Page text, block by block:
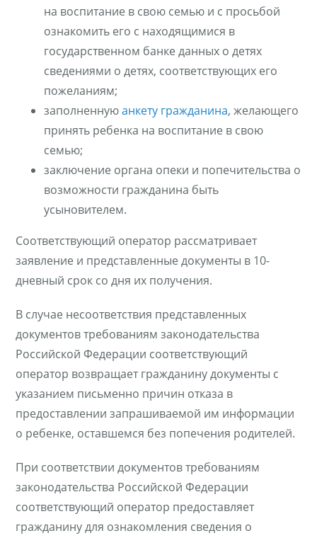
на воспитание в свою семью и с просьбой
ознакомить его с находящимися в
государственном банке данных о детях
сведениями о детях, соответствующих его
пожеланиям;
заполненнуюанкету гражданина, желающего
принять ребенка на воспитание в свою
семью;
заключение органа опеки и попечительства о
возможности гражданина быть
усыновителем.
Соответствующий оператор рассматривает
заявление и представленные документы в 10-
дневный срок со дня их получения.
В случае несоответствия представленных
документов требованиям законодательства
Российской Федерации соответствующий
оператор возвращает гражданину документы с
указанием письменно причин отказа в
предоставлении запрашиваемой им информации
о ребенке, оставшемся без попечения родителей.
При соответствии документов требованиям
законодательства Российской Федерации
соответствующий оператор предоставляет
гражданину для ознакомления сведения о